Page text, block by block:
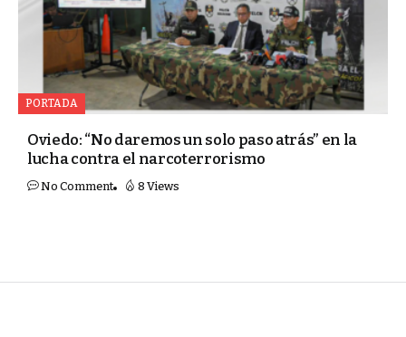
PORTADA
Oviedo: “No daremos un solo paso atrás” en la
lucha contra el narcoterrorismo
No Comment 8 Views